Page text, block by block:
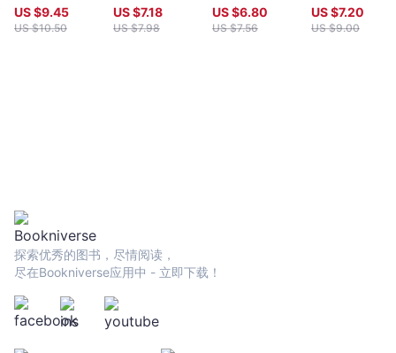
境之謎！為何尋
求外援是你最大
US $9.45
US $10.50
響全球3億讀
者，人際溝通聖
US $7.18
US $7.98
暗黑心理學大師
齊藤勇親授 64
US $6.80
US $7.56
課
US $7.20
US $9.00
探索优秀的图书，尽情阅读，
尽在Bookniverse应用中 - 立即下载！